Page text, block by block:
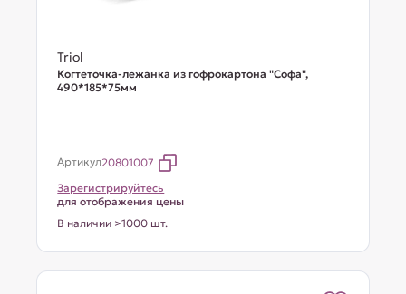
Triol
Когтеточка-лежанка из гофрокартона "Софа",
490*185*75мм
Артикул20801007
Зарегистрируйтесь
для отображения цены
В наличии >1000 шт.